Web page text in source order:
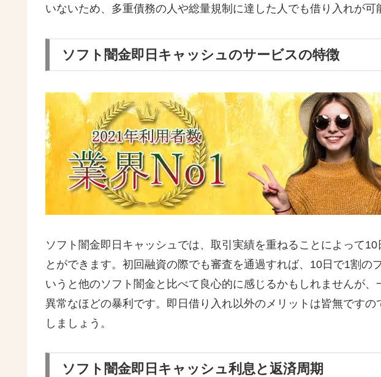
いないため、多重債務の人や総量規制に達した人でも借り入れが可
ソフト闇金即日キャッシュのサービスの特徴
ソフト闇金即日キャッシュでは、取引実績を重ねることによって
とができます。初回融資の際でも審査を通過すれば、10日で1割の
いうと他のソフト闇金と比べて良心的に感じるかもしれませんが、
異常なほどの暴利です。即日借り入れ以外のメリットは皆無ですの
しましょう。
ソフト闇金即日キャッシュ利息と返済周期